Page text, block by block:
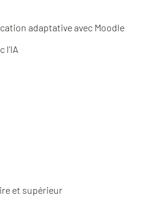
adaptative avec Moodle
l’IA
et supérieur